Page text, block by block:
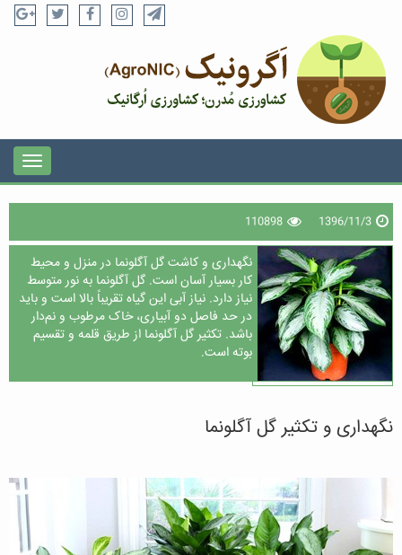
1396/11/3
110898
نگهداری و کاشت گل آگلونما در منزل و محیط
کار بسیار آسان است. گل آگلونما به نور متوسط
نیاز دارد. نیاز آبی این گیاه تقریباً بالا است و باید
در حد فاصل دو آبیاری، خاک مرطوب و نم‌دار
باشد. تکثیر گل آگلونما از طریق قلمه و تقسیم
بوته است.
نگهداری و تکثیر گل آگلونما